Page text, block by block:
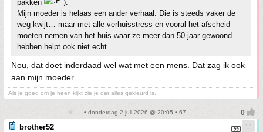
pakken
).
Mijn moeder is helaas een ander verhaal. Die is steeds vaker de
weg kwijt… maar met alle verhuisstress en vooral het afscheid
moeten nemen van het huis waar ze meer dan 50 jaar gewoond
hebben helpt ook niet echt.
Nou, dat doet inderdaad wel wat met een mens. Dat zag ik ook
aan mijn moeder.
Als je goed om je heen kijkt zie je dat alles gekleurd is.
• donderdag 2 juli 2026 @ 20:05 • 67
brother52